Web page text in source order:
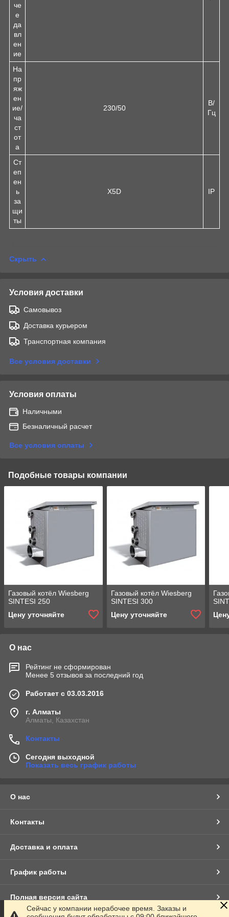
че
е
да
вл
ен
ие
На
пр
яж
ен
ие/
ча
ст
от
а
230/50
В/
Гц
Ст
еп
ен
ь
за
щи
ты
X5D IP
Скрыть
Условия доставки
Самовывоз
Доставка курьером
Транспортная компания
Все условия доставки
Условия оплаты
Наличными
Безналичный расчет
Все условия оплаты
Подобные товары компании
Газовый котёл Wiesberg
SINTESI 250
Цену уточняйте
Газовый котёл Wiesberg
SINTESI 300
Цену уточняйте
О нас
Рейтинг не сформирован
Менее 5 отзывов за последний год
Работает с 03.03.2016
г. Алматы
Алматы, Казахстан
Контакты
Сегодня выходной
Показать весь график работы
О нас
Контакты
Доставка и оплата
График работы
Полная версия сайта
Сейчас у компании нерабочее время. Заказы и